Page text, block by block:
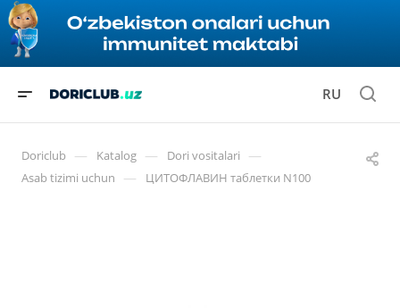
RU
Doriclub — Katalog — Dori vositalari —
Asab tizimi uchun — ЦИТОФЛАВИН таблетки N100